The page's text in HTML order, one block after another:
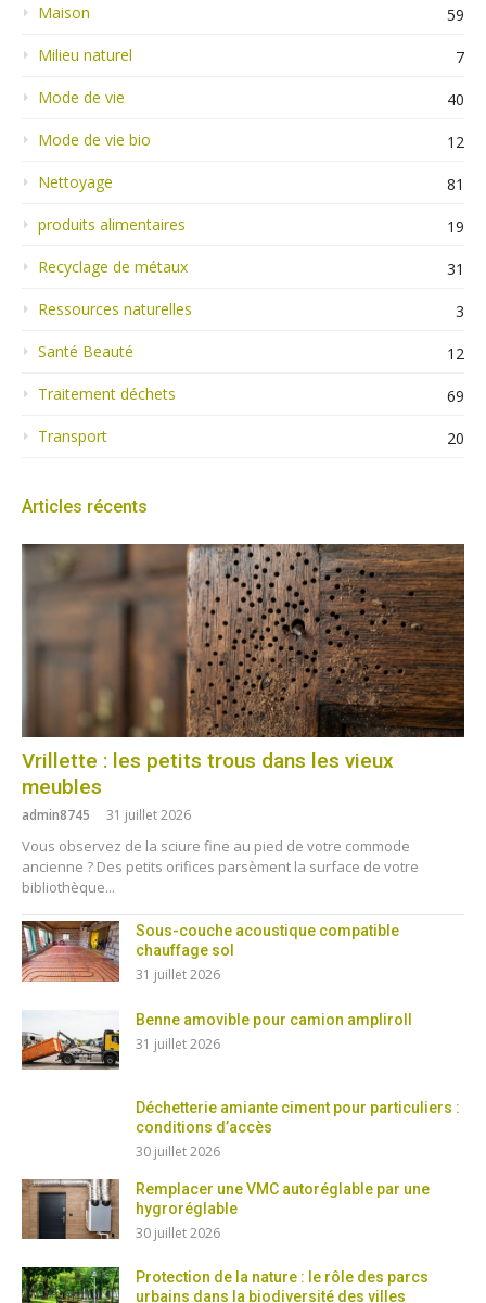
Maison
59
Milieu naturel
7
Mode de vie
40
Mode de vie bio
12
Nettoyage
81
produits alimentaires
19
Recyclage de métaux
31
Ressources naturelles
3
Santé Beauté
12
Traitement déchets
69
Transport
20
Articles récents
Vrillette : les petits trous dans les vieux
meubles
admin8745 31 juillet 2026
Vous observez de la sciure fine au pied de votre commode
ancienne ? Des petits orifices parsèment la surface de votre
bibliothèque...
Sous-couche acoustique compatible
chauffage sol
31 juillet 2026
Benne amovible pour camion ampliroll
31 juillet 2026
Déchetterie amiante ciment pour particuliers :
conditions d’accès
30 juillet 2026
Remplacer une VMC autoréglable par une
hygroréglable
30 juillet 2026
Protection de la nature : le rôle des parcs
urbains dans la biodiversité des villes